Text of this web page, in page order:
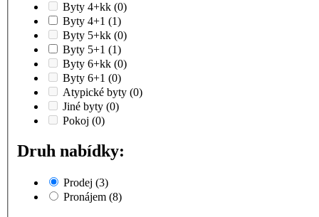
Byty 4+kk (0)
Byty 4+1 (1)
Byty 5+kk (0)
Byty 5+1 (1)
Byty 6+kk (0)
Byty 6+1 (0)
Atypické byty (0)
Jiné byty (0)
Pokoj (0)
Druh nabídky:
Prodej (3)
Pronájem (8)